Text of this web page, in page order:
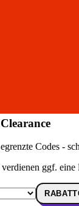
Codes -
ggf. eine